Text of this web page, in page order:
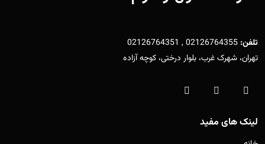
تلفن: 02126764355 , 02126764351
تهران، شهرک غرب، بلوار درختی، کوچه آزاده
لینک های مفید